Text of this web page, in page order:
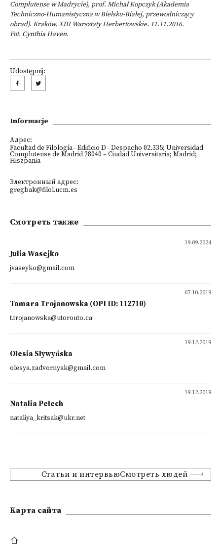
Complutense w Madrycie), prof. Michał Kopczyk (Akademia
Techniczno-Humanistyczna w Bielsku-Białej, przewodniczący
obrad). Kraków. XIII Warsztaty Herbertowskie. 11.11.2016.
Fot. Cynthia Haven.
Udostępnij:
Informacje
Адрес:
Facultad de Filología - Edificio D - Despacho 02.335; Universidad
Complutense de Madrid28040 – Ciudad Universitaria; Madrid;
Hiszpania
Электронный адрес:
gregbak@filol.ucm.es
Смотреть также
19.09.2024
Julia Wasejko
jvaseyko@gmail.com
07.10.2019
Tamara Trojanowska (OPI ID: 112710)
t.trojanowska@utoronto.ca
19.12.2019
Ołesia Sływyńska
olesya.zadvornyak@gmail.com
19.12.2019
Natalia Pełech
nataliya_kritsak@ukr.net
Статьи и интервьюСмотреть людей
Kарта сайта